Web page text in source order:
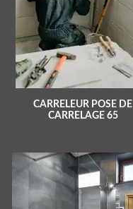
CARRELEUR POSE DE
CARRELAGE 65